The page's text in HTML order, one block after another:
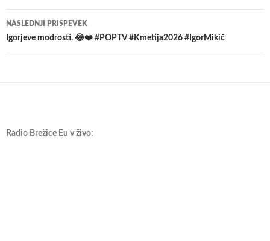
NASLEDNJI PRISPEVEK
Igorjeve modrosti. 😂❤️ #POPTV #Kmetija2026 #IgorMikič
Radio Brežice Eu v živo: